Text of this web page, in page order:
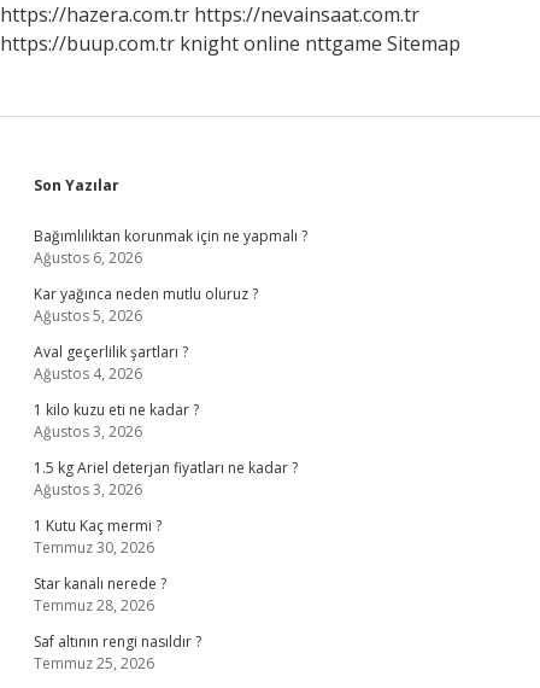
https://hazera.com.tr https://nevainsaat.com.tr
https://buup.com.tr knight online nttgame Sitemap
Sidebar
Son Yazılar
Bağımlılıktan korunmak için ne yapmalı ?
Ağustos 6, 2026
Kar yağınca neden mutlu oluruz ?
Ağustos 5, 2026
Aval geçerlilik şartları ?
Ağustos 4, 2026
1 kilo kuzu eti ne kadar ?
Ağustos 3, 2026
1.5 kg Ariel deterjan fiyatları ne kadar ?
Ağustos 3, 2026
1 Kutu Kaç mermi ?
Temmuz 30, 2026
Star kanalı nerede ?
Temmuz 28, 2026
Saf altının rengi nasıldır ?
Temmuz 25, 2026